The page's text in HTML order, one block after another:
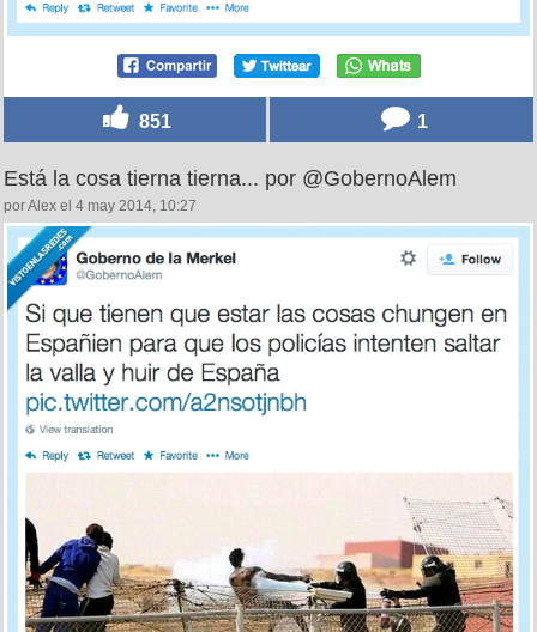
851 1
Está la cosa tierna tierna... por @GobernoAlem
por Alex el 4 may 2014, 10:27